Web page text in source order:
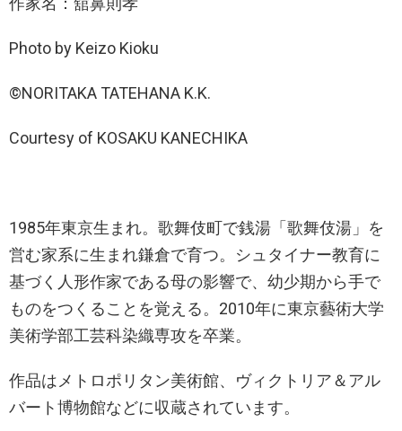
Photo by Keizo Kioku
©NORITAKA TATEHANA K.K.
Courtesy of KOSAKU KANECHIKA
1985年東京生まれ。歌舞伎町で銭湯「歌舞伎湯」を
営む家系に生まれ鎌倉で育つ。シュタイナー教育に
基づく人形作家である母の影響で、幼少期から手で
ものをつくることを覚える。2010年に東京藝術大学
美術学部工芸科染織専攻を卒業。
作品はメトロポリタン美術館、ヴィクトリア＆アル
バート博物館などに収蔵されています。